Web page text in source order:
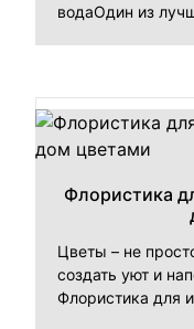
водаОдин из
Флористика
Цветы – не
создать уют и
Флористика для